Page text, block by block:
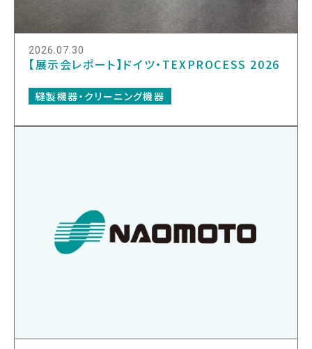
2026.07.30
【展示会レポート】ドイツ・TEXPROCESS 2026
縫製機器・クリーニング機器